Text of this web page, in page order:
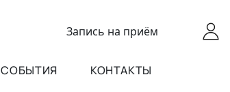
Запись на приём
СОБЫТИЯ КОНТАКТЫ